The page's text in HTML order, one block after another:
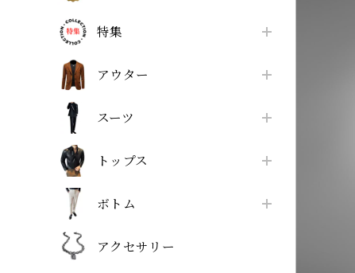
特集
アウター
スーツ
トップス
ボトム
アクセサリー